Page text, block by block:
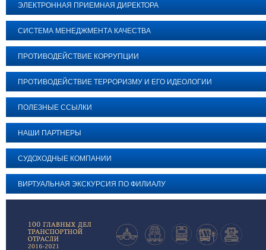
ЭЛЕКТРОННАЯ ПРИЕМНАЯ ДИРЕКТОРА
СИСТЕМА МЕНЕДЖМЕНТА КАЧЕСТВА
ПРОТИВОДЕЙСТВИЕ КОРРУПЦИИ
ПРОТИВОДЕЙСТВИЕ ТЕРРОРИЗМУ И ЕГО ИДЕОЛОГИИ
ПОЛЕЗНЫЕ ССЫЛКИ
НАШИ ПАРТНЕРЫ
СУДОХОДНЫЕ КОМПАНИИ
ВИРТУАЛЬНАЯ ЭКСКУРСИЯ ПО ФИЛИАЛУ